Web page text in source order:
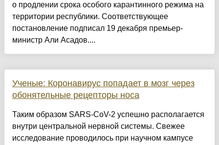
о продлении срока особого карантинного режима на
территории республики. Соответствующее
постановление подписал 19 декабря премьер-
министр Али Асадов....
Ученые: Коронавирус попадает в мозг через
обонятельные рецепторы носа
Таким образом SARS-CoV-2 успешно располагается
внутри центральной нервной системы. Свежее
исследование проводилось при научном кампусе